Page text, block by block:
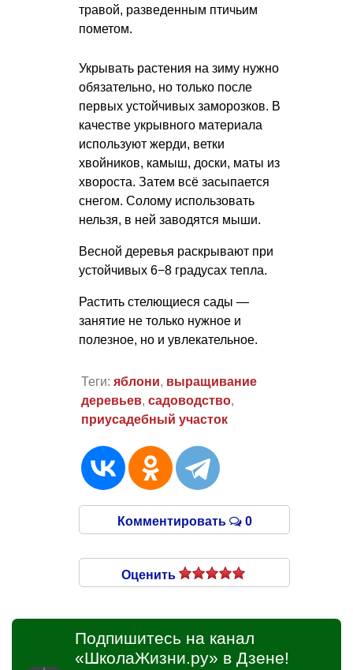
травой, разведенным птичьим
пометом.
Укрывать растения на зиму нужно
обязательно, но только после
первых устойчивых заморозков. В
качестве укрывного материала
используют жерди, ветки
хвойников, камыш, доски, маты из
хвороста. Затем всё засыпается
снегом. Солому использовать
нельзя, в ней заводятся мыши.
Весной деревья раскрывают при
устойчивых 6−8 градусах тепла.
Растить стелющиеся сады —
занятие не только нужное и
полезное, но и увлекательное.
Теги: яблони, выращивание
деревьев, садоводство,
приусадебный участок
Комментировать 0
Оценить
Подпишитесь на канал
«ШколаЖизни.ру» в Дзене!